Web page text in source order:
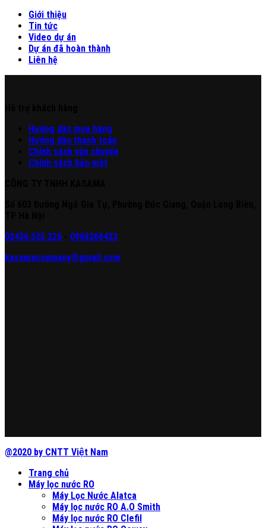
Giới thiệu
Tin tức
Video dự án
Dự án đã hoàn thành
Liên hệ
Hướng dẫn mua hàng
Hướng dẫn thanh toán
Chính sách vận chuyển
Chính sách bảo mật
02436.525.226
0968268423
kasamacompany@gmail.com
@2020 by CNTT Việt Nam
Trang chủ
Máy lọc nước RO
Máy Lọc Nước Alatca
Máy lọc nước RO A.O Smith
Máy lọc nước RO Clefil